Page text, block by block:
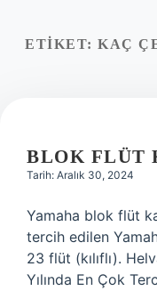
Yasal Uyarı
ETIKET: KAÇ
BLOK FLÜT
Tarih: Aralık 30, 2024
Yamaha blok flüt
tercih edilen
23 flüt (kılıflı).
Yılında En Çok